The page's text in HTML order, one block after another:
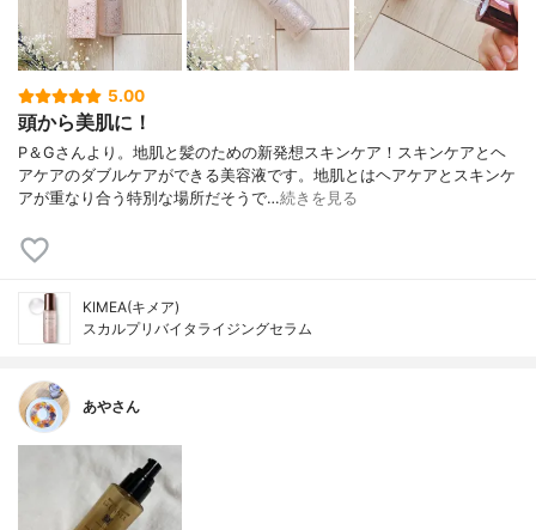
5.00
頭から美肌に！
P＆Gさんより。地肌と髪のための新発想スキンケア！スキンケアとヘ
アケアのダブルケアができる美容液です。地肌とはヘアケアとスキンケ
アが重なり合う特別な場所だそうで…続きを見る
KIMEA(キメア)
スカルプリバイタライジングセラム
あやさん